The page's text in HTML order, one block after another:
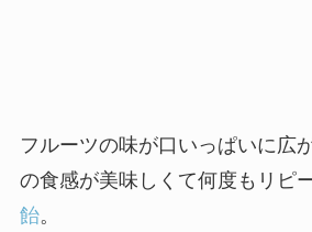
フルーツの味が口いっぱいに広
の食感が美味しくて何度もリピ
飴。